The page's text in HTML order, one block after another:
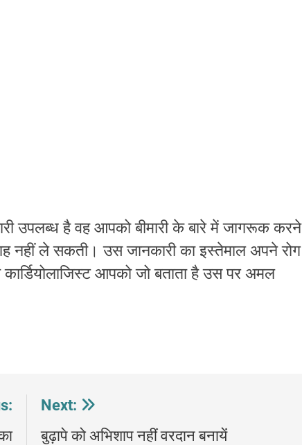
उपलब्ध है वह आपको बीमारी के बारे में जागरूक करने
ले सकती। उस जानकारी का इस्तेमाल अपने रोग
आपको जो बताता है उस पर अमल
Next:
बुढ़ापे को अभिशाप नहीं वरदान बनायें